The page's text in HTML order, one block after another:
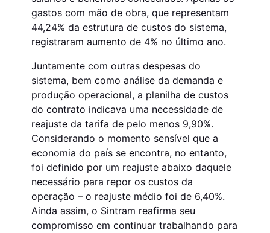
gastos com mão de obra, que representam
44,24% da estrutura de custos do sistema,
registraram aumento de 4% no último ano.
Juntamente com outras despesas do
sistema, bem como análise da demanda e
produção operacional, a planilha de custos
do contrato indicava uma necessidade de
reajuste da tarifa de pelo menos 9,90%.
Considerando o momento sensível que a
economia do país se encontra, no entanto,
foi definido por um reajuste abaixo daquele
necessário para repor os custos da
operação – o reajuste médio foi de 6,40%.
Ainda assim, o Sintram reafirma seu
compromisso em continuar trabalhando para